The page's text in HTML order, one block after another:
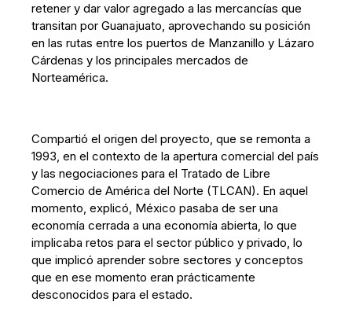
retener y dar valor agregado a las mercancías que
transitan por Guanajuato, aprovechando su posición
en las rutas entre los puertos de Manzanillo y Lázaro
Cárdenas y los principales mercados de
Norteamérica.
Compartió el origen del proyecto, que se remonta a
1993, en el contexto de la apertura comercial del país
y las negociaciones para el Tratado de Libre
Comercio de América del Norte (TLCAN). En aquel
momento, explicó, México pasaba de ser una
economía cerrada a una economía abierta, lo que
implicaba retos para el sector público y privado, lo
que implicó aprender sobre sectores y conceptos
que en ese momento eran prácticamente
desconocidos para el estado.